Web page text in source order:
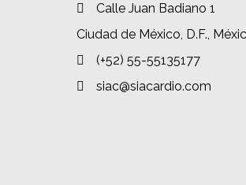
Calle Juan Badiano 1
Ciudad de México, D.F.,
(+52) 55-55135177
siac@siacardio.com